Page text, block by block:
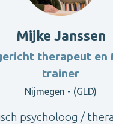
Mijke Janssen
therapeut en
trainer
Nijmegen - (GLD)
psycholoog /